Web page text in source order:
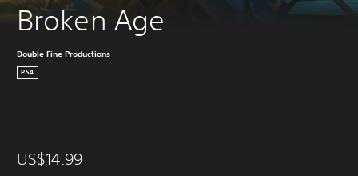
Broken Age
Double Fine Productions
PS4
US$14.99